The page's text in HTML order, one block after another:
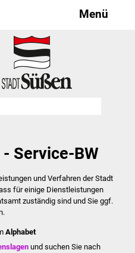
Menü
& Politik
Bürgermeister
Ausschüsse
Ratsinformationssystem
Jugendbeirat
Summerrockfestival
Service-BW
und Verfahren der Stadt
für einige Dienstleistungen
zuständig sind und Sie ggf.
Alphabet
und suchen Sie nach